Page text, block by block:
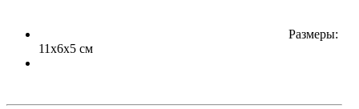
Размеры:
11x6x5 см